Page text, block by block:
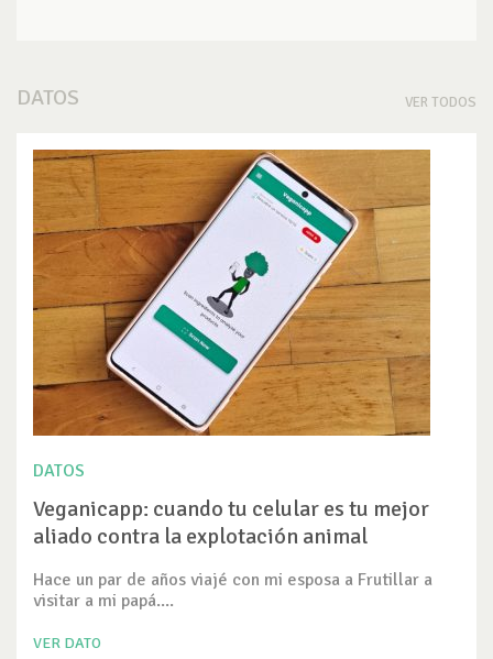
DATOS VER TODOS
DATOS
Veganicapp: cuando tu celular es tu mejor
aliado contra la explotación animal
Hace un par de años viajé con mi esposa a Frutillar a
visitar a mi papá....
VER DATO